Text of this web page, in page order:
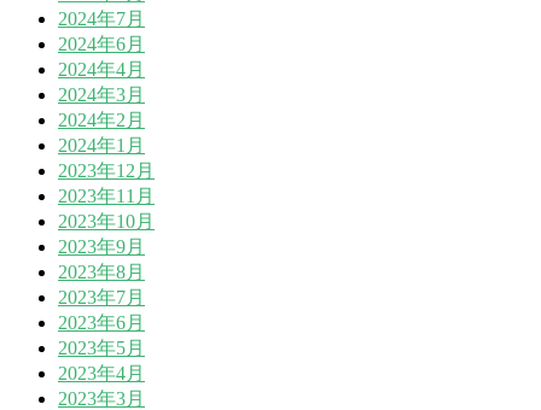
2024年7月
2024年6月
2024年4月
2024年3月
2024年2月
2024年1月
2023年12月
2023年11月
2023年10月
2023年9月
2023年8月
2023年7月
2023年6月
2023年5月
2023年4月
2023年3月